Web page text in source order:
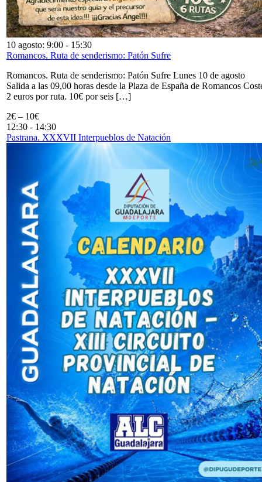
10 agosto: 9:00 - 15:30
Romancos. Ruta de senderismo: Patón Sufre
Romancos. Ruta de senderismo: Patón Sufre Lunes 10 de agosto
Salida a las 09,00 horas desde la Plaza de España de Romancos
2 euros por ruta. 10€ por seis […]
2€ – 10€
12:30 - 14:30
Pastrana. XXXVII Interpueblos de Natación